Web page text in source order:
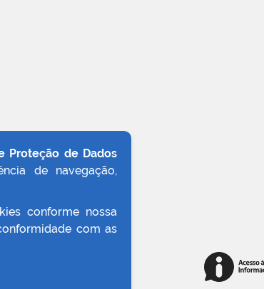
Proteção de Dados
de navegação,
conforme nossa
com as